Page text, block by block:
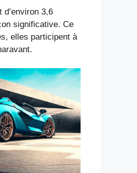
3,6
significative. Ce
elles participent à